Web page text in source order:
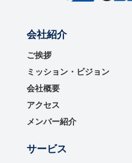
会社紹介
ご挨拶
ミッション・ビジョン
会社概要
アクセス
メンバー紹介
サービス